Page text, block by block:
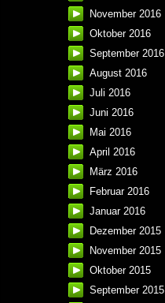
November 2016
Oktober 2016
September 2016
August 2016
Juli 2016
Juni 2016
Mai 2016
April 2016
März 2016
Februar 2016
Januar 2016
Dezember 2015
November 2015
Oktober 2015
September 2015